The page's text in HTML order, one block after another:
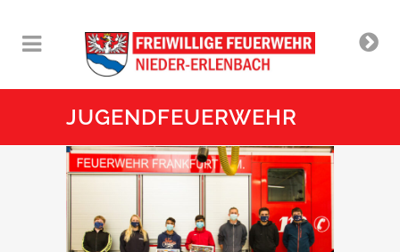
JUGENDFEUERWEHR